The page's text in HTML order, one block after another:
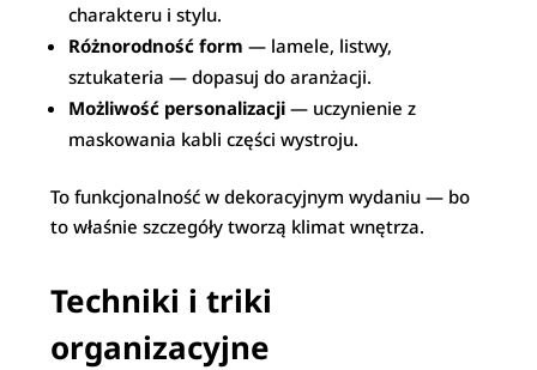
charakteru i stylu.
Różnorodność form — lamele, listwy,
sztukateria — dopasuj do aranżacji.
Możliwość personalizacji — uczynienie z
maskowania kabli części wystroju.
To funkcjonalność w dekoracyjnym wydaniu — bo
to właśnie szczegóły tworzą klimat wnętrza.
Techniki i triki
organizacyjne